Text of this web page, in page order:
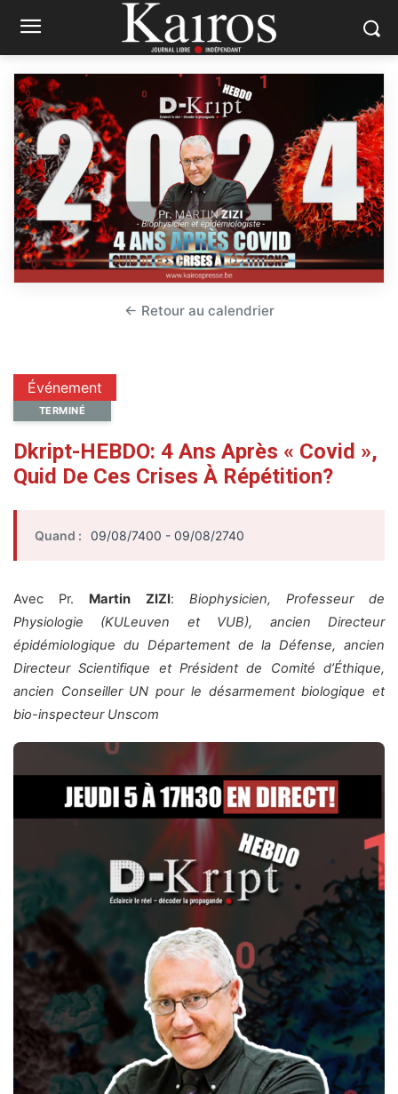
Événement
TERMINÉ
Dkript-HEBDO: 4 Ans Après « Covid »,
Quid De Ces Crises À Répétition?
Quand : 09/08/7400 - 09/08/2740
Avec Pr. Martin ZIZI: Biophysicien, Professeur de
Physiologie (KULeuven et VUB), ancien Directeur
épidémiologique du Département de la Défense, ancien
Directeur Scientifique et Président de Comité d’Éthique,
ancien Conseiller UN pour le désarmement biologique et
bio-inspecteur Unscom
← Retour au calendrier